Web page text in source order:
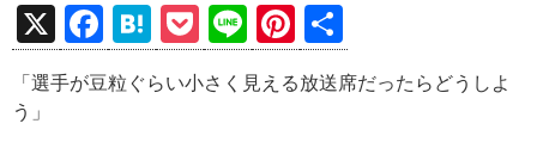
X
F
a
ce
H
at
e
P
o
ck
Li
n
e
Pi
nt
er
有
「選手が豆粒ぐらい小さく見える放送席だったらどうしよ
う」